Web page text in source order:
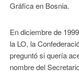
Gráfica en Bosnia.
En diciembre de
la LO, la
preguntó si quería
nombre del